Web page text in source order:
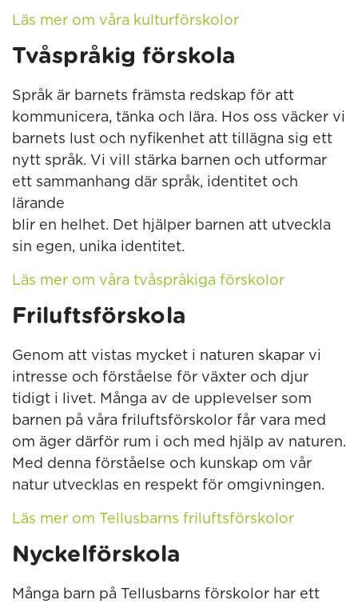
Läs mer om våra kulturförskolor
Tvåspråkig förskola
Språk är barnets främsta redskap för att
kommunicera, tänka och lära. Hos oss väcker vi
barnets lust och nyfikenhet att tillägna sig ett
nytt språk. Vi vill stärka barnen och utformar
ett sammanhang där språk, identitet och
lärande
blir en helhet. Det hjälper barnen att utveckla
sin egen, unika identitet.
Läs mer om våra tvåspråkiga förskolor
Friluftsförskola
Genom att vistas mycket i naturen skapar vi
intresse och förståelse för växter och djur
tidigt i livet. Många av de upplevelser som
barnen på våra friluftsförskolor får vara med
om äger därför rum i och med hjälp av naturen.
Med denna förståelse och kunskap om vår
natur utvecklas en respekt för omgivningen.
Läs mer om Tellusbarns friluftsförskolor
Nyckelförskola
Många barn på Tellusbarns förskolor har ett